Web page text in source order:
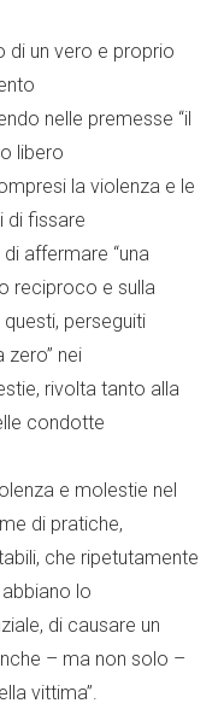
di un vero e proprio
nelle premesse “il
libero
la violenza e le
di fissare
affermare “una
reciproco e sulla
questi, perseguiti
zero” nei
rivolta tanto alla
condotte
e molestie nel
di pratiche,
che ripetutamente
lo
di causare un
– ma non solo –
vittima”.